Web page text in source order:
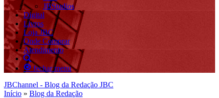
JBStudios
Digital
Livros
Loja JBC
Onde Comprar
Atendimento
fechar menu
JBChannel - Blog da Redação JBC
Início » Blog da Redação